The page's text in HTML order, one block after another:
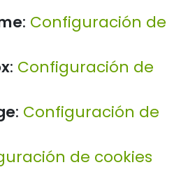
: Configuración de
: Configuración de
: Configuración de
de cookies